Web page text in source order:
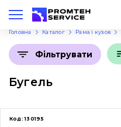
Укр
Головна Каталог Рама і кузов
Бугель
Фільтрувати
Код: 130195